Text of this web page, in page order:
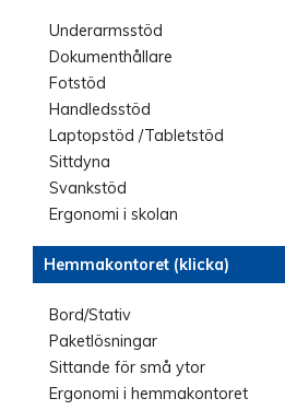
Underarmsstöd
Dokumenthållare
Fotstöd
Handledsstöd
Laptopstöd /Tabletstöd
Sittdyna
Svankstöd
Ergonomi i skolan
Hemmakontoret (klicka)
Bord/Stativ
Paketlösningar
Sittande för små ytor
Ergonomi i hemmakontoret